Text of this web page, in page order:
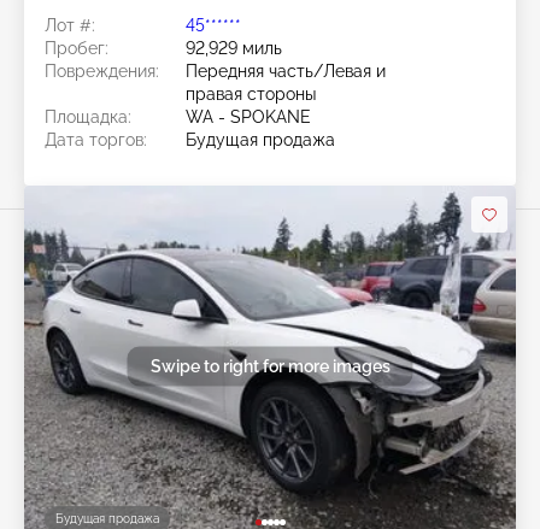
Лот #:
45******
Пробег:
92,929 миль
Повреждения:
Передняя часть/Левая и
правая стороны
Площадка:
WA - SPOKANE
Дата торгов:
Будущая продажа
Будущая продажа
Swipe to right for more images